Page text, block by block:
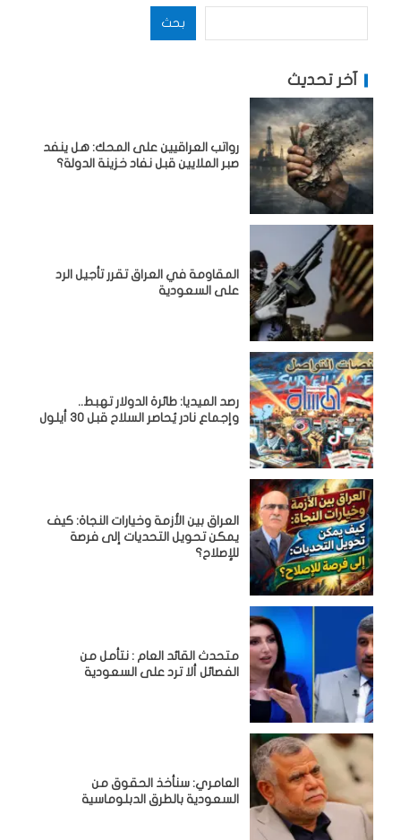
بحث
آخر تحديث
رواتب العراقيين على المحك: هل ينفد
صبر الملايين قبل نفاد خزينة الدولة؟
المقاومة في العراق تقرر تأجيل الرد
على السعودية
رصد الميديا: طائرة الدولار تهبط..
وإجماع نادر يُحاصر السلاح قبل 30 أيلول
العراق بين الأزمة وخيارات النجاة: كيف
يمكن تحويل التحديات إلى فرصة
للإصلاح؟
متحدث القائد العام : نتأمل من
الفصائل ألا ترد على السعودية
العامري: سنأخذ الحقوق من
السعودية بالطرق الدبلوماسية